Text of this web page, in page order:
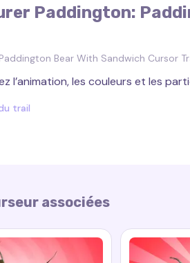
Paddington:
Bear With Sandwich Cursor
l’animation, les couleurs et les
trail
associées